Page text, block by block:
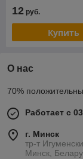
12 руб.
Купить
О нас
70%
Работает с
г. Минск
тр-т
Минск,